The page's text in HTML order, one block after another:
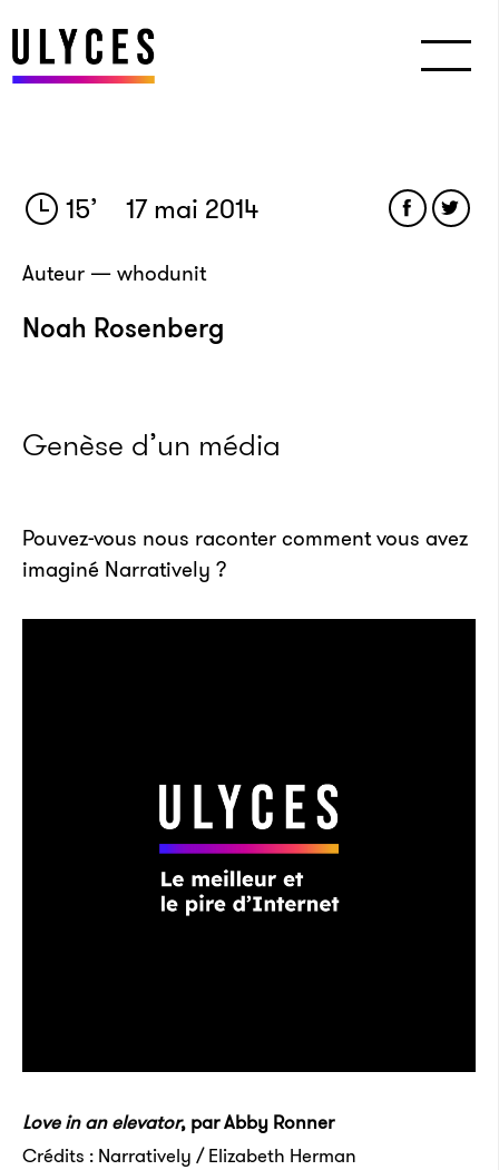
15’ 17 mai 2014
Auteur — whodunit
Noah Rosenberg
Genèse d’un média
Pouvez-vous nous raconter comment vous avez
imaginé Narratively ?
Love in an elevator, par Abby Ronner
Crédits : Narratively / Elizabeth Herman